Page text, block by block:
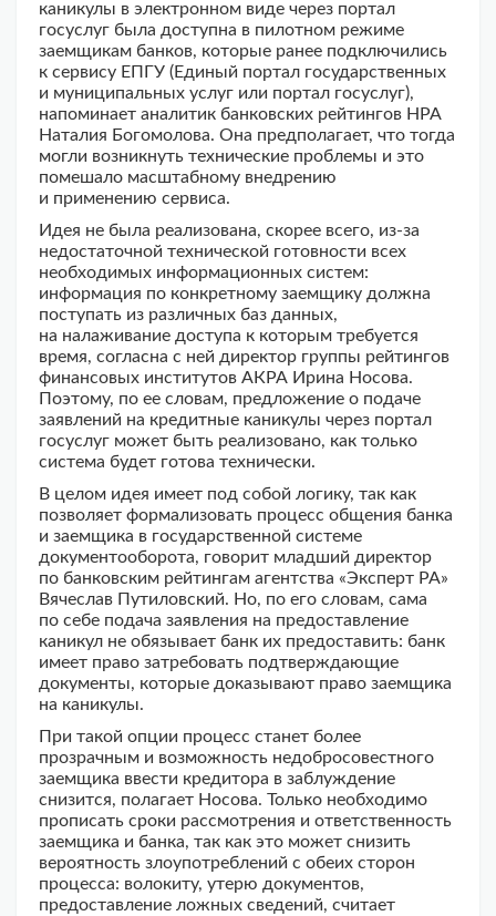
каникулы в электронном виде через портал
госуслуг была доступна в пилотном режиме
заемщикам банков, которые ранее подключились
к сервису ЕПГУ (Единый портал государственных
и муниципальных услуг или портал госуслуг),
напоминает аналитик банковских рейтингов НРА
Наталия Богомолова. Она предполагает, что тогда
могли возникнуть технические проблемы и это
помешало масштабному внедрению
и применению сервиса.
Идея не была реализована, скорее всего, из-за
недостаточной технической готовности всех
необходимых информационных систем:
информация по конкретному заемщику должна
поступать из различных баз данных,
на налаживание доступа к которым требуется
время, согласна с ней директор группы рейтингов
финансовых институтов АКРА Ирина Носова.
Поэтому, по ее словам, предложение о подаче
заявлений на кредитные каникулы через портал
госуслуг может быть реализовано, как только
система будет готова технически.
В целом идея имеет под собой логику, так как
позволяет формализовать процесс общения банка
и заемщика в государственной системе
документооборота, говорит младший директор
по банковским рейтингам агентства «Эксперт РА»
Вячеслав Путиловский. Но, по его словам, сама
по себе подача заявления на предоставление
каникул не обязывает банк их предоставить: банк
имеет право затребовать подтверждающие
документы, которые доказывают право заемщика
на каникулы.
При такой опции процесс станет более
прозрачным и возможность недобросовестного
заемщика ввести кредитора в заблуждение
снизится, полагает Носова. Только необходимо
прописать сроки рассмотрения и ответственность
заемщика и банка, так как это может снизить
вероятность злоупотреблений с обеих сторон
процесса: волокиту, утерю документов,
предоставление ложных сведений, считает